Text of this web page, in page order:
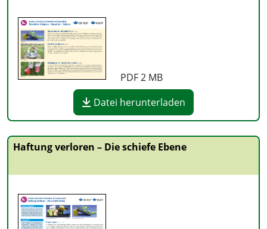
PDF2 MB
Datei herunterladen
Haftung verloren – Die schiefe Ebene